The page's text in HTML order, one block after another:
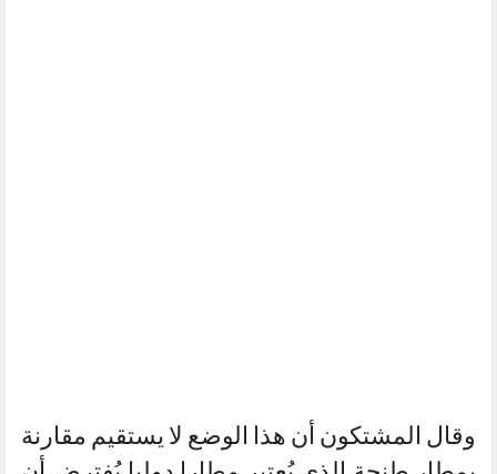
وقال المشتكون أن هذا الوضع لا يستقيم مقارنة